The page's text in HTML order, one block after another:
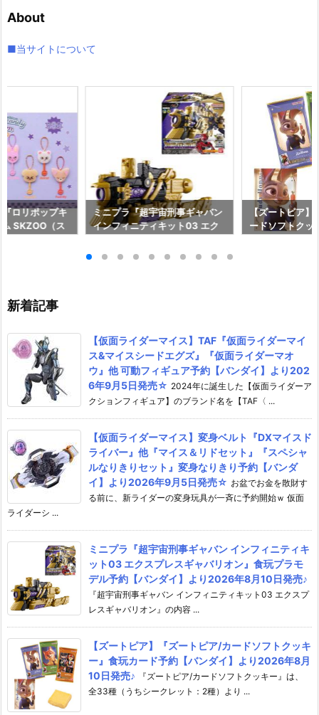
ブ
About
■当サイトについて
ロリポップキ
SKZOO（ス
ッズ予約【バ
ミニプラ『超宇宙刑事ギャバン
インフィニティキット03 エク
スプレスギャバリオン』食玩プ
ラモデル予約【バンダイ】より
【ズートピア
ードソフトクッ
ド予約【バンダ
新着記事
【仮面ライダーマイス】TAF『仮面ライダーマイ
ス&マイスシードエグズ』『仮面ライダーマオ
ウ』他 可動フィギュア予約【バンダイ】より202
6年9月5日発売☆ 2024年に誕生した【仮面ライダーア
クションフィギュア】のブランド名を【TAF〈 ...
【仮面ライダーマイス】変身ベルト『DXマイスド
ライバー』他『マイス＆リドセット』『スペシャ
ルなりきりセット』変身なりきり予約【バンダ
イ】より2026年9月5日発売☆ お盆でお金を散財す
る前に、新ライダーの変身玩具が一斉に予約開始ｗ 仮面
ライダーシ ...
ミニプラ『超宇宙刑事ギャバン インフィニティキ
ット03 エクスプレスギャバリオン』食玩プラモ
デル予約【バンダイ】より2026年8月10日発売♪
『超宇宙刑事ギャバン インフィニティキット03 エクスプ
レスギャバリオン』の内容 ...
【ズートピア】『ズートピア/カードソフトクッキ
ー』食玩カード予約【バンダイ】より2026年8月
10日発売♪
『ズートピア/カードソフトクッキー』は、
全33種（うちシークレット：2種）より ...